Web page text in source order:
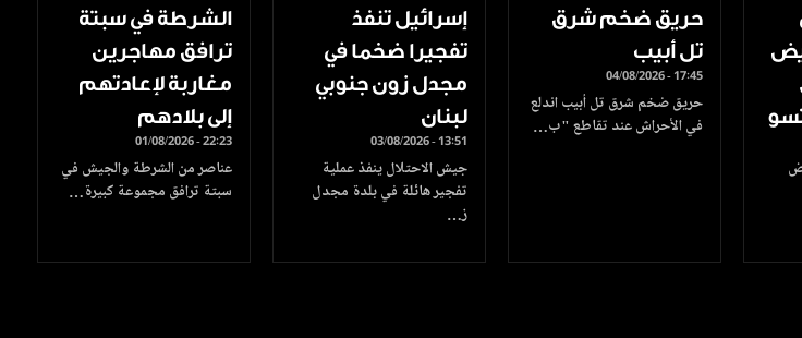
حريق ضخم شرق
تل أبيب
04/08/2026 - 17:45
حريق ضخم شرق تل أبيب اندلع
في الأحراش عند تقاطع "ب…
إسرائيل تنفذ
تفجيرا ضخما في
مجدل زون جنوبي
لبنان
03/08/2026 - 13:51
جيش الاحتلال ينفذ عملية
تفجير هائلة في بلدة مجدل
ز…
الشرطة في سبتة
ترافق مهاجرين
مغاربة لإعادتهم
إلى بلادهم
01/08/2026 - 22:23
عناصر من الشرطة والجيش في
سبتة ترافق مجموعة كبيرة…